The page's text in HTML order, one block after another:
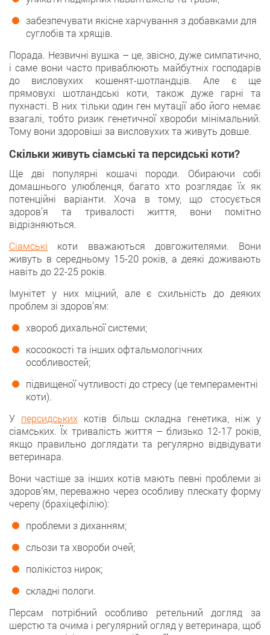
забезпечувати якісне харчування з добавками для
суглобів та хрящів.
Порада. Незвичні вушка – це, звісно, дуже симпатично,
і саме вони часто приваблюють майбутніх господарів
до висловухих кошенят-шотландців. Але є ще
прямовухі шотландські коти, також дуже гарні та
пухнасті. В них тільки один ген мутації або його немає
взагалі, тобто ризик генетичної хвороби мінімальний.
Тому вони здоровіші за висловухих та живуть довше.
Скільки живуть сіамські та персидські коти?
Ще дві популярні кошачі породи. Обираючи собі
домашнього улюбленця, багато хто розглядає їх як
потенційні варіанти. Хоча в тому, що стосується
здоров’я та тривалості життя, вони помітно
відрізняються.
Сіамські коти вважаються довгожителями. Вони
живуть в середньому 15-20 років, а деякі доживають
навіть до 22-25 років.
Імунітет у них міцний, але є схильність до деяких
проблем зі здоров’ям:
хвороб дихальної системи;
косоокості та інших офтальмологічних
особливостей;
підвищеної чутливості до стресу (це темпераментні
коти).
У персидських котів більш складна генетика, ніж у
сіамських. Їх тривалість життя – близько 12-17 років,
якщо правильно доглядати та регулярно відвідувати
ветеринара.
Вони частіше за інших котів мають певні проблеми зі
здоров’ям, переважно через особливу плескату форму
черепу (брахіцефілію):
проблеми з диханням;
сльози та хвороби очей;
полікістоз нирок;
складні пологи.
Персам потрібний особливо ретельний догляд за
шерстю та очима і регулярний огляд у ветеринара, щоб